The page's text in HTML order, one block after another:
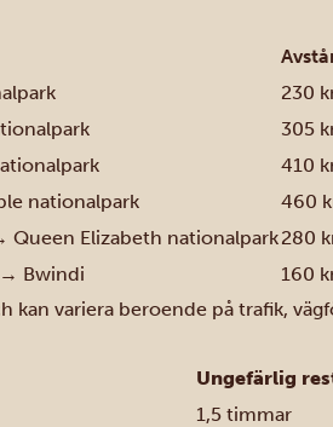
230
305
410
nationalpark
460
Queen Elizabeth nationalpark280
→ Bwindi
160
kan variera beroende på trafik,
Ungefärlig
1,5 timmar